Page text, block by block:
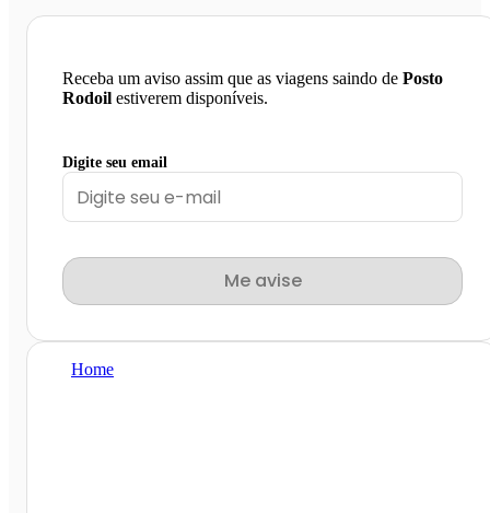
Receba um aviso assim que as viagens saindo de Posto
Rodoil estiverem disponíveis.
Digite seu email
Me avise
Home